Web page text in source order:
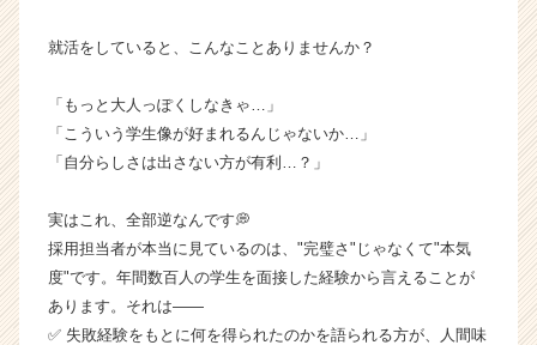
長
業
か
ら
ウ
ト
が
届
く
就活をしていると、こんなことありませんか？
「もっと大人っぽくしなきゃ…」
「こういう学生像が好まれるんじゃないか…」
「自分らしさは出さない方が有利…？」
実はこれ、全部逆なんです💭
採用担当者が本当に見ているのは、"完璧さ"じゃなくて"本気
度"です。年間数百人の学生を面接した経験から言えることが
あります。それは——
✅ 失敗経験をもとに何を得られたのかを語られる方が、人間味